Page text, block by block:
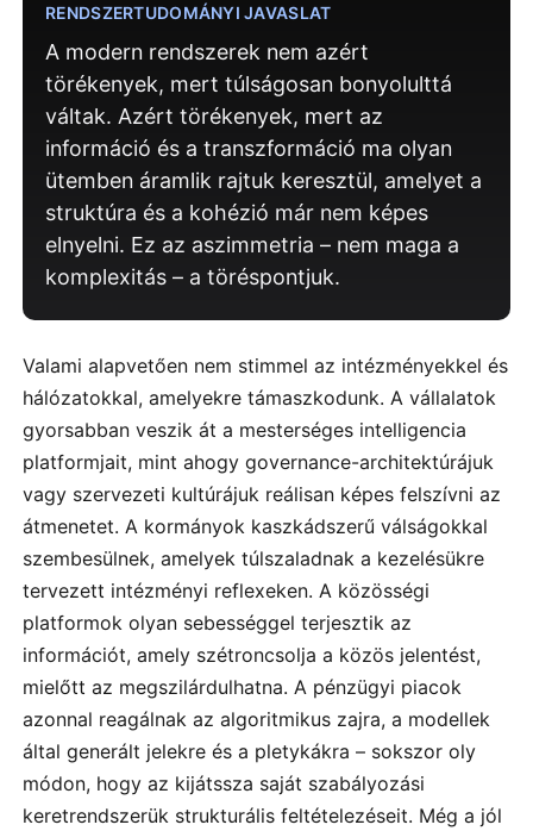
RENDSZERTUDOMÁNYI JAVASLAT
A modern rendszerek nem azért
törékenyek, mert túlságosan bonyolulttá
váltak. Azért törékenyek, mert az
információ és a transzformáció ma olyan
ütemben áramlik rajtuk keresztül, amelyet a
struktúra és a kohézió már nem képes
elnyelni. Ez az aszimmetria – nem maga a
komplexitás – a töréspontjuk.
Valami alapvetően nem stimmel az intézményekkel és
hálózatokkal, amelyekre támaszkodunk. A vállalatok
gyorsabban veszik át a mesterséges intelligencia
platformjait, mint ahogy governance-architektúrájuk
vagy szervezeti kultúrájuk reálisan képes felszívni az
átmenetet. A kormányok kaszkádszerű válságokkal
szembesülnek, amelyek túlszaladnak a kezelésükre
tervezett intézményi reflexeken. A közösségi
platformok olyan sebességgel terjesztik az
információt, amely szétroncsolja a közös jelentést,
mielőtt az megszilárdulhatna. A pénzügyi piacok
azonnal reagálnak az algoritmikus zajra, a modellek
által generált jelekre és a pletykákra – sokszor oly
módon, hogy az kijátssza saját szabályozási
keretrendszerük strukturális feltételezéseit. Még a jól